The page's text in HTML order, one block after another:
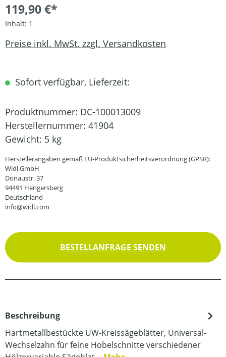
119,90 €*
Inhalt: 1
Preise inkl. MwSt. zzgl. Versandkosten
Sofort verfügbar, Lieferzeit:
Produktnummer: DC-100013009
Herstellernummer: 41904
Gewicht: 5 kg
Herstellerangaben gemäß EU-Produktsicherheitsverordnung (GPSR):
Widl GmbH
Donaustr. 37
94491 Hengersberg
Deutschland
info@widl.com
BESTELLANFRAGE SENDEN
Beschreibung
Hartmetallbestückte UW-Kreissägeblätter, Universal-
Wechselzahn für feine Hobelschnitte verschiedener